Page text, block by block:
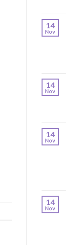
14
Nov
14
Nov
14
Nov
14
Nov